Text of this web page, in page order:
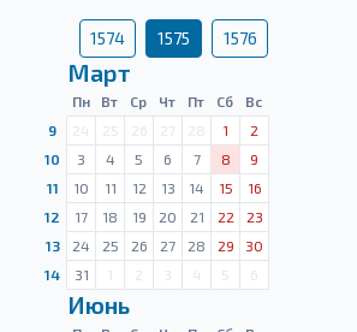
1574 1575 1576
Март
Пн Вт Ср Чт Пт Сб
Вс
9
24 25 26 27 28 1
2
10
3 4 5 6 7 8
9
11
10 11 12 13 14 15
16
12
17 18 19 20 21 22
23
13
24 25 26 27 28 29
30
14
31 1 2 3 4 5 6
Июнь